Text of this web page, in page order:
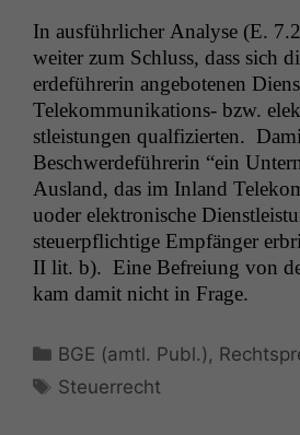
In aus­führlich­er Analyse (E.
weit­er zum Schluss, dass sich
erde­führerin ange­bote­nen
Telekom­mu­nika­tions- bzw.
stleis­tun­gen qual­fizierten.
Beschw­erde­führerin “ein
Aus­land, das im Inland
uoder elek­tro­n­is­che
steuerpflichtige Empfänger
II lit. b). Eine Befreiung von
kam damit nicht in Frage.
Kategorien
BGE (amtl. Publ.) ,
Schlagwörter
Steuerrecht